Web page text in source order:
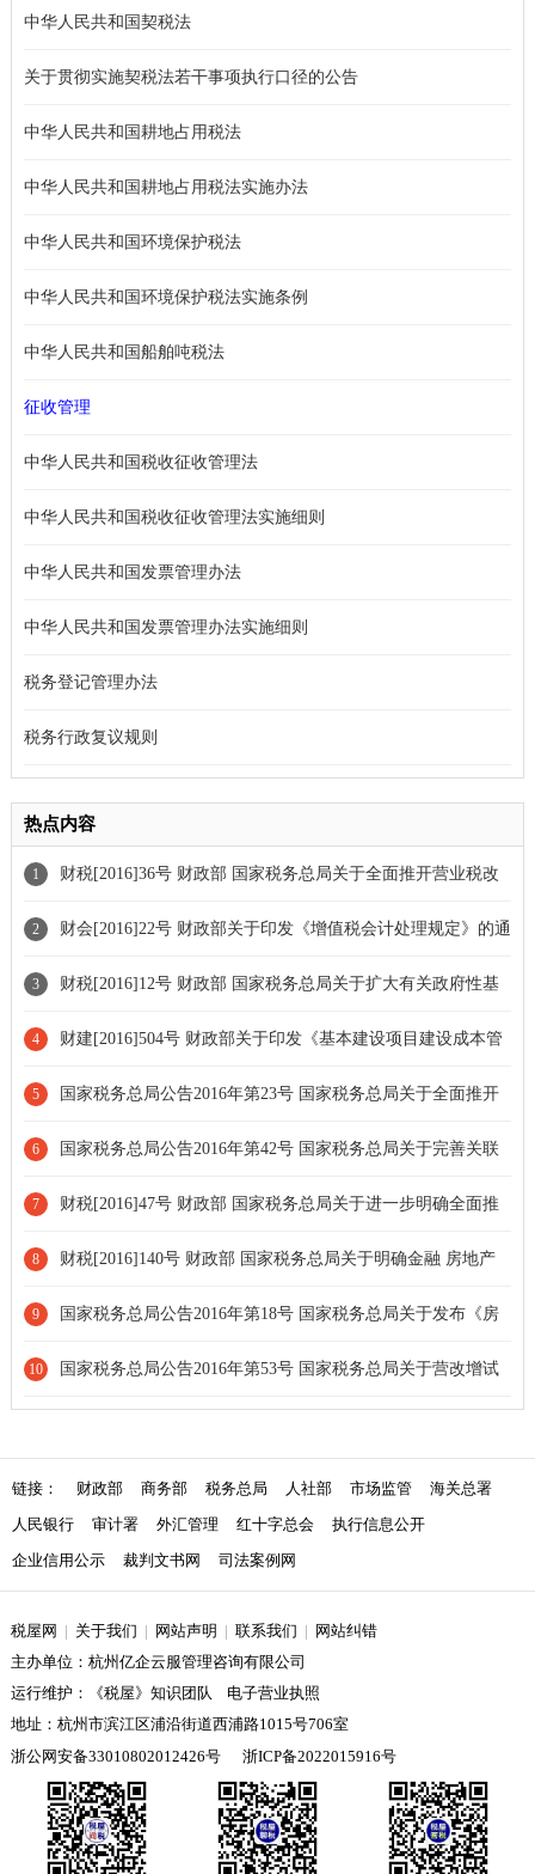
中华人民共和国契税法
关于贯彻实施契税法若干事项执行口径的公告
中华人民共和国耕地占用税法
中华人民共和国耕地占用税法实施办法
中华人民共和国环境保护税法
中华人民共和国环境保护税法实施条例
中华人民共和国船舶吨税法
征收管理
中华人民共和国税收征收管理法
中华人民共和国税收征收管理法实施细则
中华人民共和国发票管理办法
中华人民共和国发票管理办法实施细则
税务登记管理办法
税务行政复议规则
热点内容
1 财税[2016]36号 财政部 国家税务总局关于全面推开营业税改
征增值税试点的通知[条款失效]
2 财会[2016]22号 财政部关于印发《增值税会计处理规定》的通
知
3 财税[2016]12号 财政部 国家税务总局关于扩大有关政府性基
金免征范围的通知
4 财建[2016]504号 财政部关于印发《基本建设项目建设成本管
理规定》的通知
5 国家税务总局公告2016年第23号 国家税务总局关于全面推开
营业税改征增值税试点有关税收征收管理事项的公告[条款废止]
6 国家税务总局公告2016年第42号 国家税务总局关于完善关联
申报和同期资料管理有关事项的公告
7 财税[2016]47号 财政部 国家税务总局关于进一步明确全面推
开营改增试点有关劳务派遣服务、收费公路通行费抵扣等政策的通
知
8 财税[2016]140号 财政部 国家税务总局关于明确金融 房地产
开发 教育辅助服务等增值税政策的通知[条款修订]
9 国家税务总局公告2016年第18号 国家税务总局关于发布《房
地产开发企业销售自行开发的房地产项目增值税征收管理暂行办
10 国家税务总局公告2016年第53号 国家税务总局关于营改增试
链接： 财政部 商务部 税务总局 人社部 市场监管
海关总署
人民银行
审计署 外汇管理 红十字总会
执行信息公开
企业信用公示
裁判文书网 司法案例网
税屋网 | 关于我们 | 网站声明 | 联系我们 | 网站纠错
主办单位：杭州亿企云服管理咨询有限公司
运行维护：《税屋》知识团队 电子营业执照
地址：杭州市滨江区浦沿街道西浦路1015号706室
浙公网安备33010802012426号
浙ICP备2022015916号